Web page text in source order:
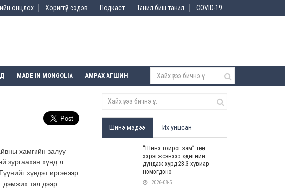
онцлох Хориггүй сэдэв Подкаст Танил биш танил COVID-19
MADE IN MONGOLIA АМРАХ АГШИН
хамгийн залуу
зургаахан хүнд л
хүндэт иргэнээр
дэмжих тал дээр
Шинэ мэдээ Их уншсан
“Шинэ тойрог зам” төсөл
хэрэгжсэнээр хөдөлгөөний
дундаж хурд 23.3 хувиар
нэмэгдэнэ
2026-08-5